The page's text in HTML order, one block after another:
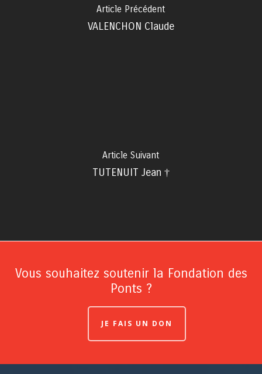
Article Précédent
VALENCHON Claude
Article Suivant
TUTENUIT Jean †
Vous souhaitez soutenir la Fondation des
Ponts ?
JE FAIS UN DON